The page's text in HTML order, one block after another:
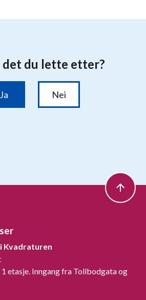
Kvadraturen
1 etasje. Inngang fra Tollbodgata og